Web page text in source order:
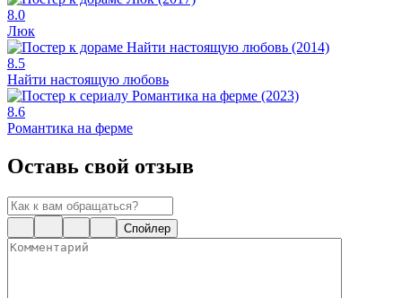
8.0
Люк
8.5
Найти настоящую любовь
8.6
Романтика на ферме
Оставь свой отзыв
Спойлер